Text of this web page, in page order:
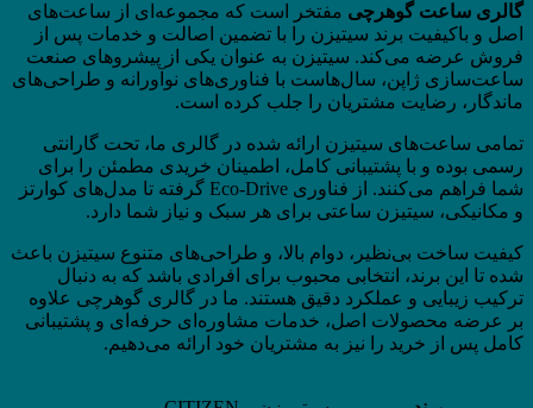
گالری ساعت گوهرچی مفتخر است که مجموعه‌ای از ساعت‌های
اصل و باکیفیت برند سیتیزن را با تضمین اصالت و خدمات پس از
فروش عرضه می‌کند. سیتیزن به عنوان یکی از پیشروهای صنعت
ساعت‌سازی ژاپن، سال‌هاست با فناوری‌های نوآورانه و طراحی‌های
ماندگار، رضایت مشتریان را جلب کرده است.
تمامی ساعت‌های سیتیزن ارائه شده در گالری ما، تحت گارانتی
رسمی بوده و با پشتیبانی کامل، اطمینان خریدی مطمئن را برای
شما فراهم می‌کنند. از فناوری Eco-Drive گرفته تا مدل‌های کوارتز
و مکانیکی، سیتیزن ساعتی برای هر سبک و نیاز شما دارد.
کیفیت ساخت بی‌نظیر، دوام بالا، و طراحی‌های متنوع سیتیزن باعث
شده تا این برند، انتخابی محبوب برای افرادی باشد که به دنبال
ترکیب زیبایی و عملکرد دقیق هستند. ما در گالری گوهرچی علاوه
بر عرضه محصولات اصل، خدمات مشاوره‌ای حرفه‌ای و پشتیبانی
کامل پس از خرید را نیز به مشتریان خود ارائه می‌دهیم.